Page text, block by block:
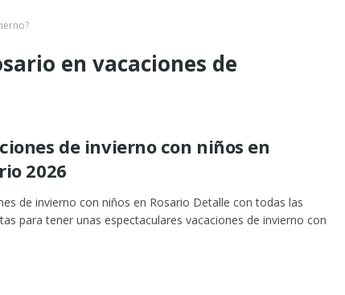
en vacaciones de
de invierno con niños en
2026
de invierno con niños en Rosario Detalle con todas las
para tener unas espectaculares vacaciones de invierno con